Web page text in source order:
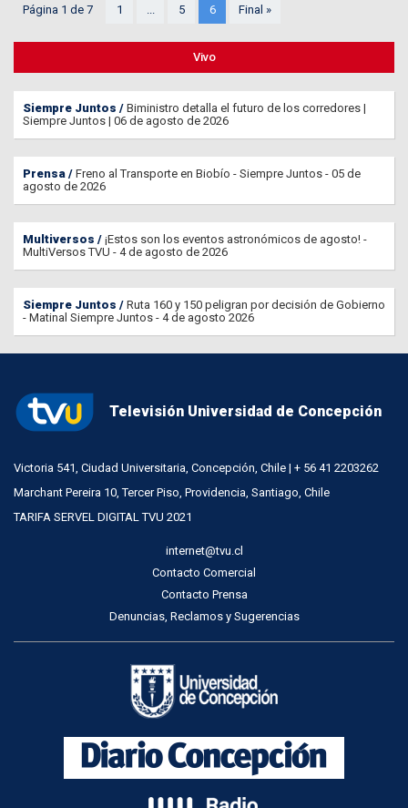
Página 1 de 7 1 ... 5 6 Final »
Vivo
Siempre Juntos
Biministro detalla el futuro de los corredores |
Siempre Juntos | 06 de agosto de 2026
Prensa
Freno al Transporte en Biobío - Siempre Juntos - 05 de
agosto de 2026
Multiversos
¡Estos son los eventos astronómicos de agosto! -
MultiVersos TVU - 4 de agosto de 2026
Siempre Juntos
Ruta 160 y 150 peligran por decisión de Gobierno
- Matinal Siempre Juntos - 4 de agosto 2026
Televisión Universidad de Concepción
Victoria 541, Ciudad Universitaria, Concepción, Chile | + 56 41 2203262
Marchant Pereira 10, Tercer Piso, Providencia, Santiago, Chile
TARIFA SERVEL DIGITAL TVU 2021
internet@tvu.cl
Contacto Comercial
Contacto Prensa
Denuncias, Reclamos y Sugerencias